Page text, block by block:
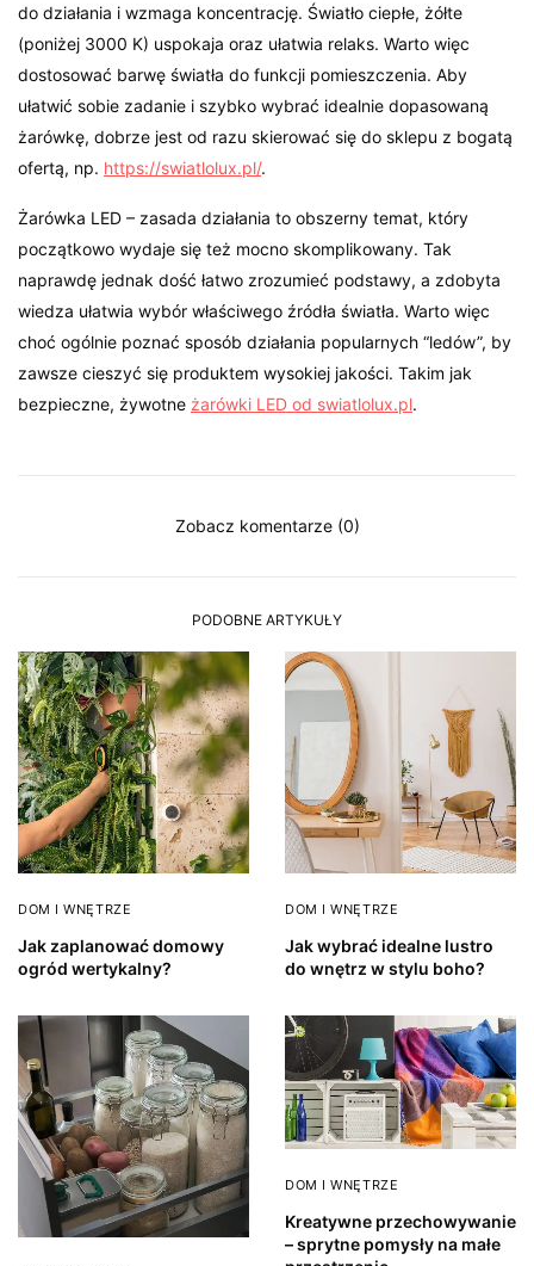
do działania i wzmaga koncentrację. Światło ciepłe, żółte
(poniżej 3000 K) uspokaja oraz ułatwia relaks. Warto więc
dostosować barwę światła do funkcji pomieszczenia. Aby
ułatwić sobie zadanie i szybko wybrać idealnie dopasowaną
żarówkę, dobrze jest od razu skierować się do sklepu z bogatą
ofertą, np. https://swiatlolux.pl/.
Żarówka LED – zasada działania to obszerny temat, który
początkowo wydaje się też mocno skomplikowany. Tak
naprawdę jednak dość łatwo zrozumieć podstawy, a zdobyta
wiedza ułatwia wybór właściwego źródła światła. Warto więc
choć ogólnie poznać sposób działania popularnych “ledów”, by
zawsze cieszyć się produktem wysokiej jakości. Takim jak
bezpieczne, żywotne żarówki LED od swiatlolux.pl.
Zobacz komentarze (0)
PODOBNE ARTYKUŁY
DOM I WNĘTRZE
Jak zaplanować domowy
ogród wertykalny?
DOM I WNĘTRZE
Jak wybrać idealne lustro
do wnętrz w stylu boho?
DOM I WNĘTRZE
Kreatywne przechowywanie
– sprytne pomysły na małe